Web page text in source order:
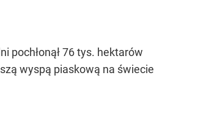
pochłonął 76 tys. hektarów
wyspą piaskową na świecie